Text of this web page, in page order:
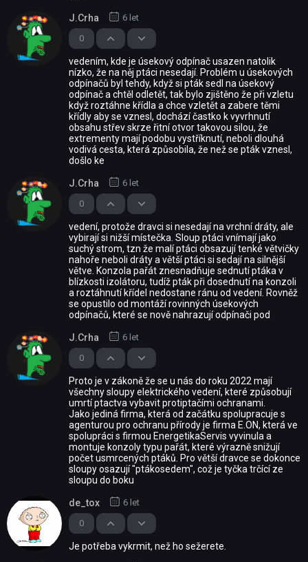
0
J.Crha 6 let
vedením, kde je úsekový odpínač usazen natolik
nízko, že na něj ptáci nesedají. Problém u úsekových
odpínačů byl tehdy, když si pták sedl na úsekový
odpínač a chtěl odletět, tak bylo zjištěno že při vzletu
když roztáhne křídla a chce vzletět a zabere těmi
křídly aby se vznesl, dochází častko k vyvrhnutí
obsahu střev skrze řitní otvor takovou silou, že
extrementy mají podobu vystříknutí, neboli dlouhá
vodivá cesta, která způsobila, že než se pták vznesl,
došlo ke
0
J.Crha 6 let
vedení, protože dravci si nesedají na vrchní dráty, ale
vybirají si nižší místečka. Sloup ptáci vnímají jako
suchý strom, tzn že malí ptáci obsazují tenké větvičky
nahoře neboli dráty a větší ptáci si sedají na silnější
větve. Konzola pařát znesnadňuje sednutí ptáka v
blízkosti izolátoru, tudíž pták při dosednutí na konzoli
a roztáhnutí křídel nedostane ránu od vedení. Rovněž
se opustilo od montáží rovinných úsekových
odpínačů, které se nově nahrazují odpínači pod
0
J.Crha 6 let
Proto je v zákoně že se u nás do roku 2022 mají
všechny sloupy elektrického vedení, které způsobují
umrtí ptactva vybavit protiptačími ochranami.
Jako jediná firma, která od začátku spolupracuje s
agenturou pro ochranu přírody je firma E.ON, která ve
spolupráci s firmou EnergetikaServis vyvinula a
montuje konzoly typu pařát, které výrazně snižují
počet usmrcených ptáků. Pro větší dravce se dokonce
sloupy osazují "ptákosedem", což je tyčka trčící ze
sloupu do boku
0
de_tox 6 let
Je potřeba vykrmit, než ho sežerete.